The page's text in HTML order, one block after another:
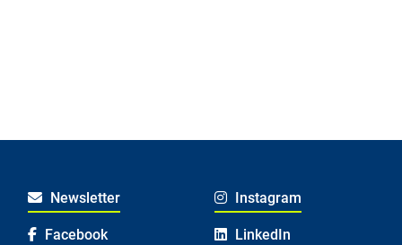
Newsletter Instagram
Facebook LinkedIn